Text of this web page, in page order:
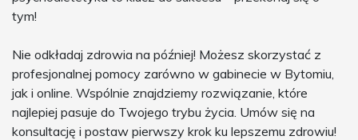
tym!
Nie odkładaj zdrowia na później! Możesz skorzystać z
profesjonalnej pomocy zarówno w gabinecie w Bytomiu,
jak i online. Wspólnie znajdziemy rozwiązanie, które
najlepiej pasuje do Twojego trybu życia. Umów się na
konsultację i postaw pierwszy krok ku lepszemu zdrowiu!